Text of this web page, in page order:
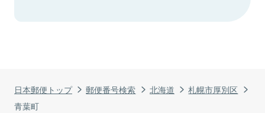
日本郵便トップ 郵便番号検索 北海道
札幌市厚別区
青葉町